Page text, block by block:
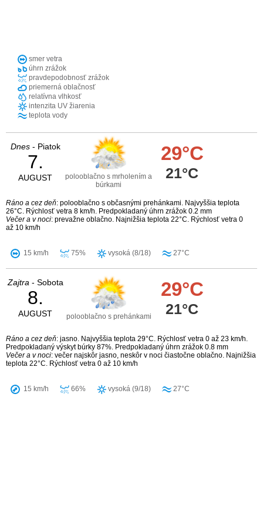
smer vetra
úhrn zrážok
pravdepodobnosť zrážok
priemerná oblačnosť
relatívna vlhkosť
intenzita UV žiarenia
teplota vody
Dnes- Piatok
7.
AUGUST
polooblačno s mrholením a
búrkami
29°C
21°C
Ráno a cez deň: polooblačno s občasnými prehánkami. Najvyššia teplota
26°C. Rýchlosť vetra 8 km/h. Predpokladaný úhrn zrážok 0.2 mm
Večer a v noci: prevažne oblačno. Najnižšia teplota 22°C. Rýchlosť vetra 0
až 10 km/h
15 km/h 75% vysoká (8/18) 27°C
Zajtra - Sobota
8.
AUGUST polooblačno s prehánkami
29°C
21°C
Ráno a cez deň: jasno. Najvyššia teplota 29°C. Rýchlosť vetra 0 až 23 km/h.
Predpokladaný výskyt búrky 87%. Predpokladaný úhrn zrážok 0.8 mm
Večer a v noci: večer najskôr jasno, neskôr v noci čiastočne oblačno. Najnižšia
teplota 22°C. Rýchlosť vetra 0 až 10 km/h
15 km/h 66% vysoká (9/18) 27°C